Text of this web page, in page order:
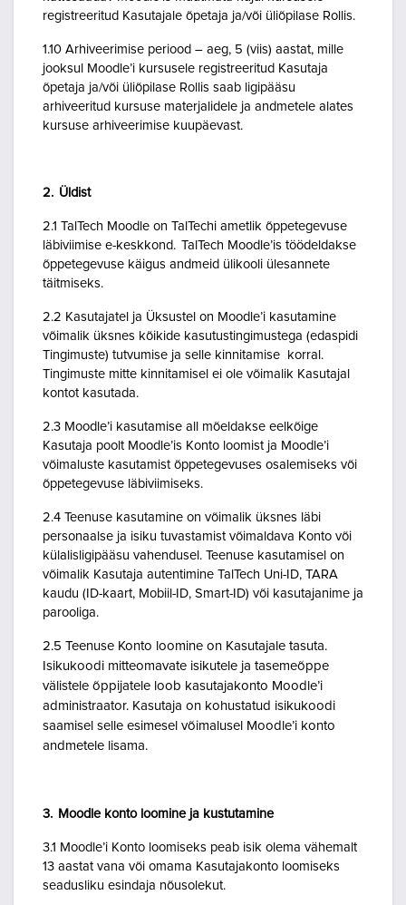
registreeritud Kasutajale õpetaja ja/või üliõpilase Rollis.
1.10 Arhiveerimise periood – aeg, 5 (viis) aastat, mille
jooksul Moodle’i kursusele registreeritud Kasutaja
õpetaja ja/või üliõpilase Rollis saab ligipääsu
arhiveeritud kursuse materjalidele ja andmetele alates
kursuse arhiveerimise kuupäevast.
2. Üldist
2.1 TalTech Moodle on TalTechi ametlik õppetegevuse
läbiviimise e-keskkond. TalTech Moodle’is töödeldakse
õppetegevuse käigus andmeid ülikooli ülesannete
täitmiseks.
2.2 Kasutajatel ja Üksustel on Moodle’i kasutamine
võimalik üksnes kõikide kasutustingimustega (edaspidi
Tingimuste) tutvumise ja selle kinnitamise korral.
Tingimuste mitte kinnitamisel ei ole võimalik Kasutajal
kontot kasutada.
2.3 Moodle’i kasutamise all mõeldakse eelkõige
Kasutaja poolt Moodle’is Konto loomist ja Moodle’i
võimaluste kasutamist õppetegevuses osalemiseks või
õppetegevuse läbiviimiseks.
2.4 Teenuse kasutamine on võimalik üksnes läbi
personaalse ja isiku tuvastamist võimaldava Konto või
külalisligipääsu vahendusel. Teenuse kasutamisel on
võimalik Kasutaja autentimine TalTech Uni-ID, TARA
kaudu (ID-kaart, Mobiil-ID, Smart-ID) või kasutajanime ja
parooliga.
2.5 Teenuse Konto loomine on Kasutajale tasuta.
Isikukoodi mitteomavate isikutele ja tasemeõppe
välistele õppijatele loob kasutajakonto Moodle’i
administraator. Kasutaja on kohustatud isikukoodi
saamisel selle esimesel võimalusel Moodle’i konto
andmetele lisama.
3. Moodle konto loomine ja kustutamine
3.1 Moodle’i Konto loomiseks peab isik olema vähemalt
13 aastat vana või omama Kasutajakonto loomiseks
seadusliku esindaja nõusolekut.